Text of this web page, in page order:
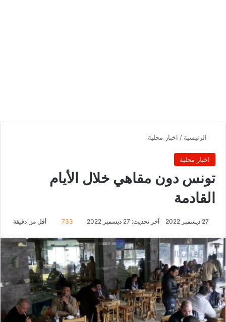
الرئيسية / اخبار محلية
اخبار محلية
تونس دون مقاهي خلال الأيام
القادمة
27 ديسمبر 2022 آخر تحديث: 27 ديسمبر 2022 733 أقل من دقيقة